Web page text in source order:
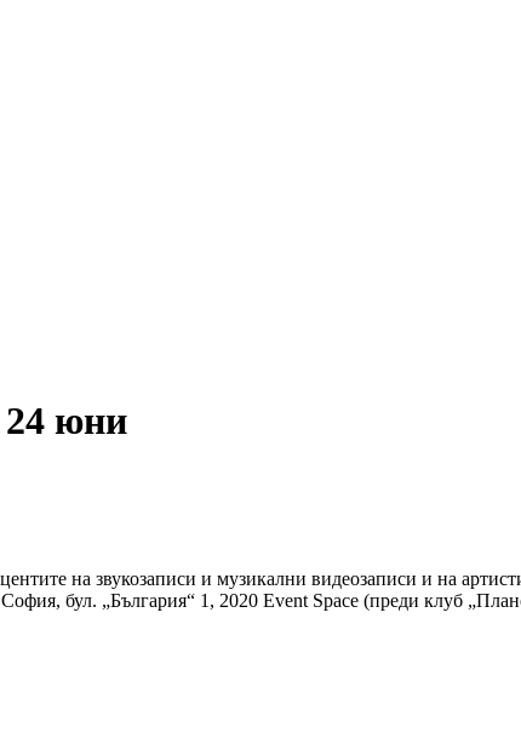
юни
на звукозаписи и музикални видеозаписи и на
бул. „България“ 1, 2020 Event Space (преди клуб